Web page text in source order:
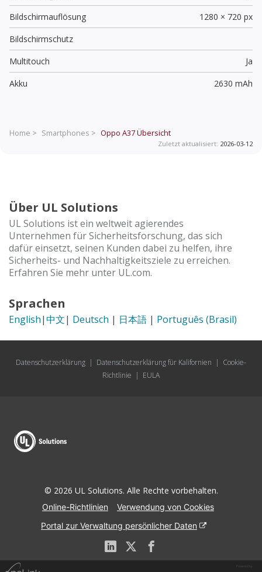
Bildschirmauflösung
1280 × 720 px
Bildschirmschutz
Multitouch
Ja
Akku
2630 mAh
Home > Smartphones > Oppo A37Übersicht
Zuletzt aktualisiert: 2026-03-12
Über UL Solutions
UL Solutions ist ein weltweit agierendes
Unternehmen für Sicherheitsforschung, das sich
dafür einsetzt, seinen Kunden dabei zu helfen, ihre
Sicherheits- und Nachhaltigkeitsziele zu erreichen.
Erfahren Sie mehr unter UL.com.
Sprachen
English|中文| Deutsch | 日本語 | Português (Brasil)
Datenschutzerklärung | Datenschutzerklärung für Kalifornien | Cookie-
Richtlinie | EULA
© 2026 UL Solutions. Alle Rechte vorbehalten.
Online-Richtlinien
Verwendung von Cookies
Portal zur Verwaltung persönlicher Daten